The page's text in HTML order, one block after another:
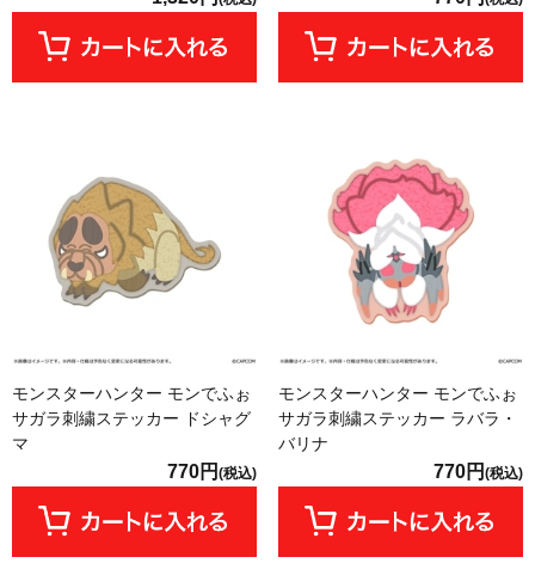
モンスターハンター モンでふぉ
サガラ刺繍ステッカー ドシャグ
マ
770円 (税込)
モンスターハンター モンでふぉ
サガラ刺繍ステッカー ラバラ・
バリナ
770円 (税込)